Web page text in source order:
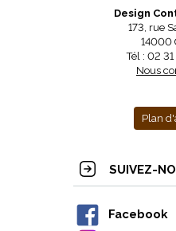
Design
173, rue
14000
Tél : 02
Nous
Plan
SUIVEZ-
Facebook